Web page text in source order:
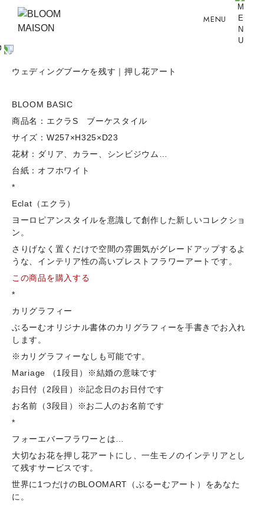
MENU
ウェディングブーケを残す｜押し花アート
BLOOM BASIC
商品名：エクラS ブーケスタイル
サイズ：W257×H325×D23
花材：ダリア、カラー、シンビジウム…
台紙：オフホワイト
*
Eclat（エクラ）
ヨーロピアンスタイルを意識して創作した新しいコレクショ
ン。
さりげなく置くだけで空間の雰囲気がグレードアップするよ
うな、インテリア性の高いプレストフラワーアートです。
この商品を購入する
*
カリグラフィー
ぶるーむオリジナル書体のカリグラフィーを手書きでお入れ
します。
※カリグラフィーなしも可能です。
Mariage （1段目）※結婚の意味です
お日付（2段目）※記念日のお日付です
お名前（3段目）※お二人のお名前です
*
フォーエバーフラワーとは…
大切なお花を押し花アートにし、一生モノのインテリアとし
て残すサービスです。
世界に1つだけのBLOOMART（ぶるーむアート）をあなた
に。